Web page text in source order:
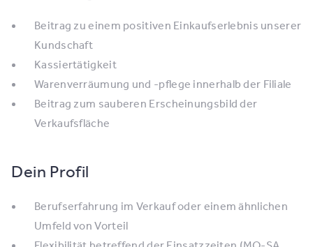
Beitrag zu einem positiven Einkaufserlebnis unserer
Kundschaft
Kassiertätigkeit
Warenverräumung und -pflege innerhalb der Filiale
Beitrag zum sauberen Erscheinungsbild der
Verkaufsfläche
Dein Profil
Berufserfahrung im Verkauf oder einem ähnlichen
Umfeld von Vorteil